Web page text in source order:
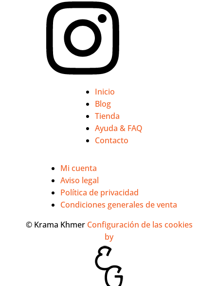
Inicio
Blog
Tienda
Ayuda & FAQ
Contacto
Mi cuenta
Aviso legal
Política de privacidad
Condiciones generales de venta
© Krama Khmer Configuración de las cookies
by